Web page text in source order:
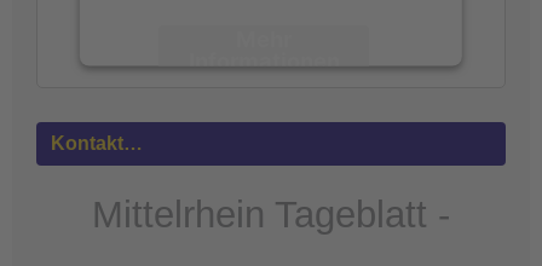
Informationen
powered by
Kontakt…
Mittelrhein Tageblatt -